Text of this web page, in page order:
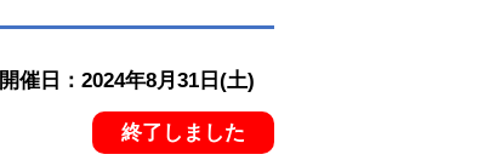
開催日：2024年8月31日(土)
終了しました